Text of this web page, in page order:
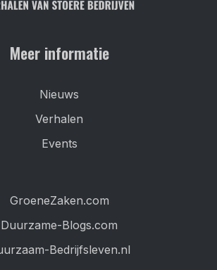
Meer informatie
Nieuws
Verhalen
Events
GroeneZaken.com
Duurzame-Blogs.com
Bedrijfsleven.nl